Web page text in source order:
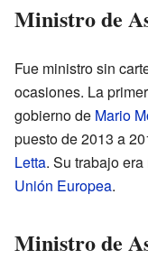
Ministro de
Fue ministro sin
ocasiones. La
gobierno de Mario
puesto de 2013 a
Letta. Su trabajo
Unión Europea.
Ministro de